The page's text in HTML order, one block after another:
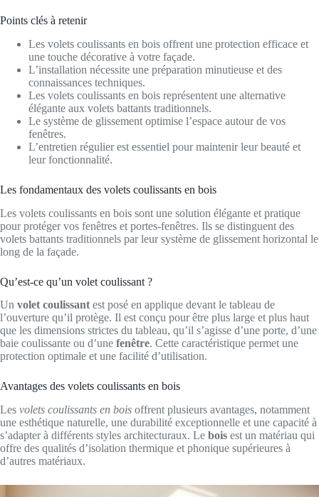
Points clés à retenir
Les volets coulissants en bois offrent une protection efficace et
une touche décorative à votre façade.
L’installation nécessite une préparation minutieuse et des
connaissances techniques.
Les volets coulissants en bois représentent une alternative
élégante aux volets battants traditionnels.
Le système de glissement optimise l’espace autour de vos
fenêtres.
L’entretien régulier est essentiel pour maintenir leur beauté et
leur fonctionnalité.
Les fondamentaux des volets coulissants en bois
Les volets coulissants en bois sont une solution élégante et pratique
pour protéger vos fenêtres et portes-fenêtres. Ils se distinguent des
volets battants traditionnels par leur système de glissement horizontal le
long de la façade.
Qu’est-ce qu’un volet coulissant ?
Un volet coulissant est posé en applique devant le tableau de
l’ouverture qu’il protège. Il est conçu pour être plus large et plus haut
que les dimensions strictes du tableau, qu’il s’agisse d’une porte, d’une
baie coulissante ou d’une fenêtre. Cette caractéristique permet une
protection optimale et une facilité d’utilisation.
Avantages des volets coulissants en bois
Les volets coulissants en bois offrent plusieurs avantages, notamment
une esthétique naturelle, une durabilité exceptionnelle et une capacité à
s’adapter à différents styles architecturaux. Le bois est un matériau qui
offre des qualités d’isolation thermique et phonique supérieures à
d’autres matériaux.